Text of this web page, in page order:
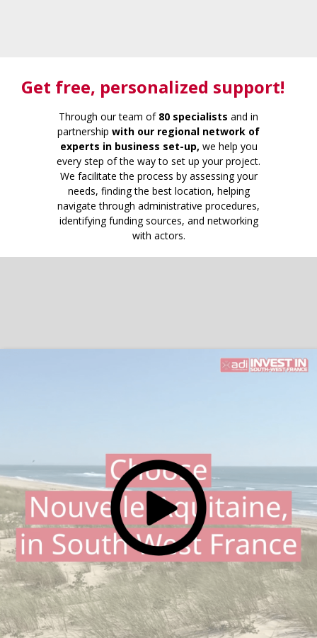
Get free, personalized support!
Through our team of 80 specialists and in
partnership with our regional network of
experts in business set-up, we help you
every step of the way to set up your project.
We facilitate the process by assessing your
needs, finding the best location, helping
navigate through administrative procedures,
identifying funding sources, and networking
with actors.